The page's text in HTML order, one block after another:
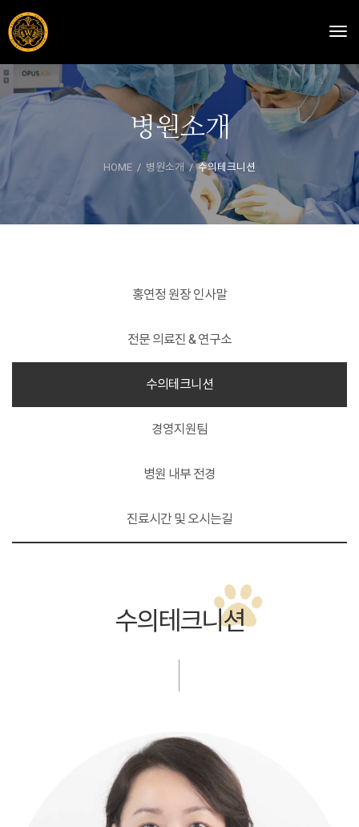
병원소개
HOME 병원소개 수의테크니션
홍연정 원장 인사말
전문 의료진 & 연구소
수의테크니션
경영지원팀
병원 내부 전경
진료시간 및 오시는길
수의테크니션